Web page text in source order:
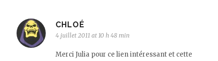
CHLOÉ
4 juillet 2011 at 10 h 48 min
Merci Julia pour ce lien intéressant et cette